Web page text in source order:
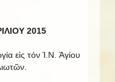
2015
εἰς τόν Ἱ.Ν. Ἁγίου